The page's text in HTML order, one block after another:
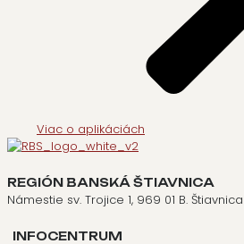
Viac o aplikáciách
REGIÓN BANSKÁ ŠTIAVNICA
Námestie sv. Trojice 1, 969 01 B. Štiavnica
INFOCENTRUM